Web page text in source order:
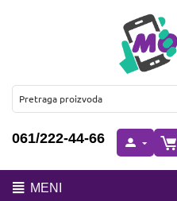
061/222-44-66
MENI